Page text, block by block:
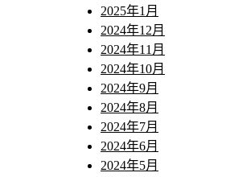
2025年1月
2024年12月
2024年11月
2024年10月
2024年9月
2024年8月
2024年7月
2024年6月
2024年5月